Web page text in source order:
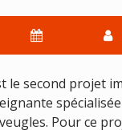
le second projet
Pour ce